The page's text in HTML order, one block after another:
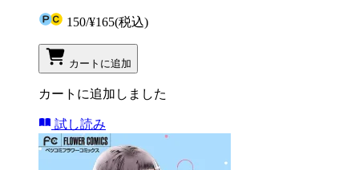
150/¥165(税込)
カートに追加
カートに追加しました
試し読み